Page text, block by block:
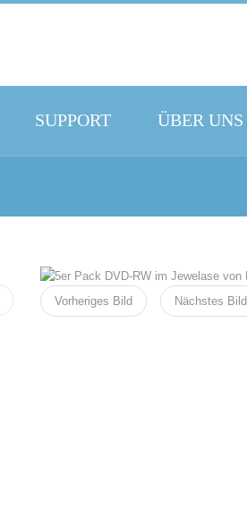
SUPPORT ÜBER UNS
Vorheriges Bild Nächstes Bild